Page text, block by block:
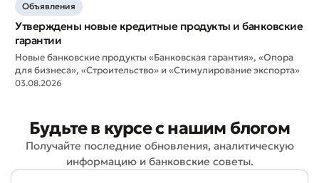
Объявления
Утверждены новые кредитные продукты и банковские
гарантии
Новые банковские продукты «Банковская гарантия», «Опора
для бизнеса», «Строительство» и «Стимулирование экспорта»
03.08.2026
Будьте в курсе с нашим блогом
Получайте последние обновления, аналитическую
информацию и банковские советы.